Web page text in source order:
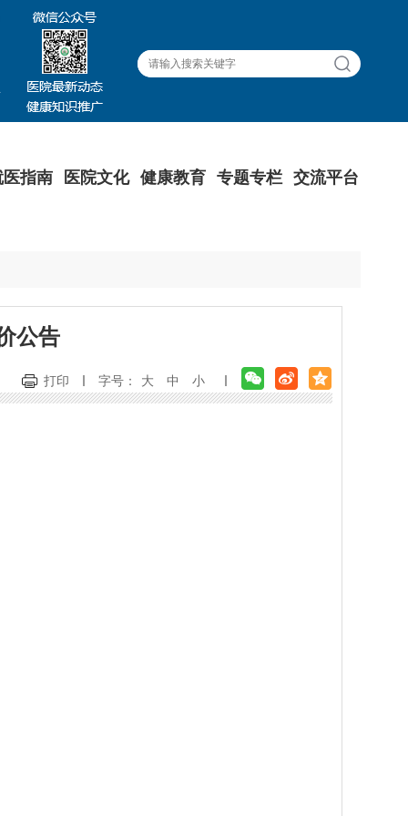
医指南 医院文化 健康教育 专题专栏 交流平台
公告
打印 字号： 大 中 小